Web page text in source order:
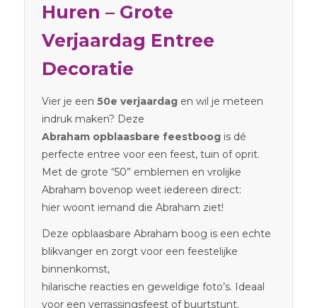
Huren – Grote
Verjaardag Entree
Decoratie
Vier je een 50e verjaardagen wil je meteen
indruk maken? Deze
Abraham opblaasbare feestboogis dé
perfecte entree voor een feest, tuin of oprit.
Met de grote “50” emblemen en vrolijke
Abraham bovenop weet iedereen direct:
hier woont iemand die Abraham ziet!
Deze opblaasbare Abraham boog is een echte
blikvanger en zorgt voor een feestelijke
binnenkomst,
hilarische reacties en geweldige foto’s. Ideaal
voor een verrassingsfeest of buurtstunt.